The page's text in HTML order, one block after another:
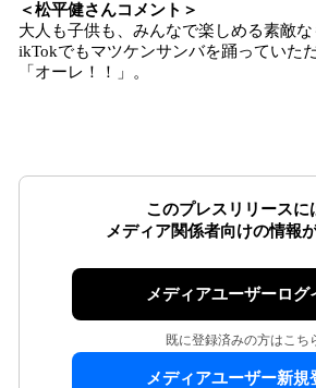
＜松平健さんコメント＞
大人も子供も、みんなで楽しめる素敵
ikTokでもマツケンサンバを踊っていた
「オーレ！！」。
このプレスリリースに
メディア関係者向けの情報
メディアユーザーログ
既に登録済みの方はこち
メディアユーザー新規